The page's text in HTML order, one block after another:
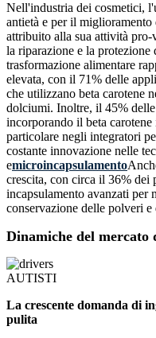
Nell'industria dei cosmetici,
antietà e per il
attribuito alla sua attività
la riparazione e la
trasformazione alimentare
elevata, con il 71% delle
che utilizzano beta carotene
dolciumi. Inoltre, il 45% delle
incorporando il beta
particolare negli integratori
costante innovazione nelle
emicroincapsulamento
crescita, con circa il 36% dei
incapsulamento avanzati per
conservazione delle polveri
Dinamiche del mercato
AUTISTI
La crescente domanda di
pulita